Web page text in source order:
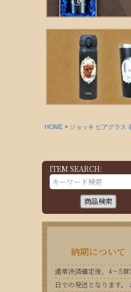
HOME ジョッキ ビアグラス
ITEM SEARCH:
商品検索
納期について
通常決済確定後、4〜5営
日での発送となります。